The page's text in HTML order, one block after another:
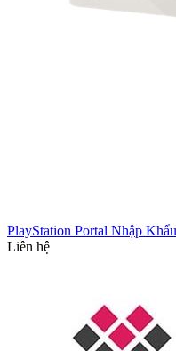
PlayStation Portal Nhập Khẩu
Liên hệ